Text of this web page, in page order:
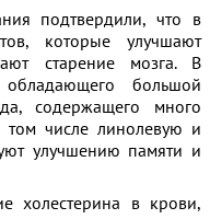
подтвердили, что в
которые улучшают
старение мозга. В
большой
содержащего много
числе линолевую и
улучшению памяти и
холестерина в крови,